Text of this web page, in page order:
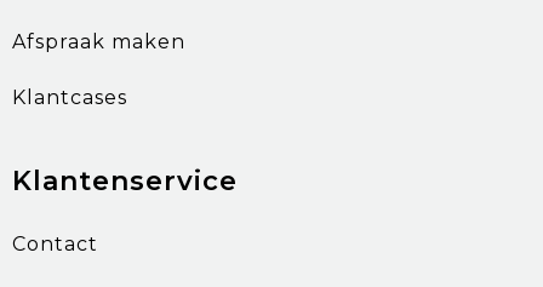
Afspraak maken
Klantcases
Klantenservice
Contact